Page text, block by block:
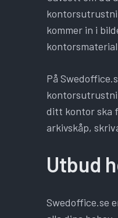
kommer in i
På
ditt kontor ska
arkivskåp,
Utbud
Swedoffice.se